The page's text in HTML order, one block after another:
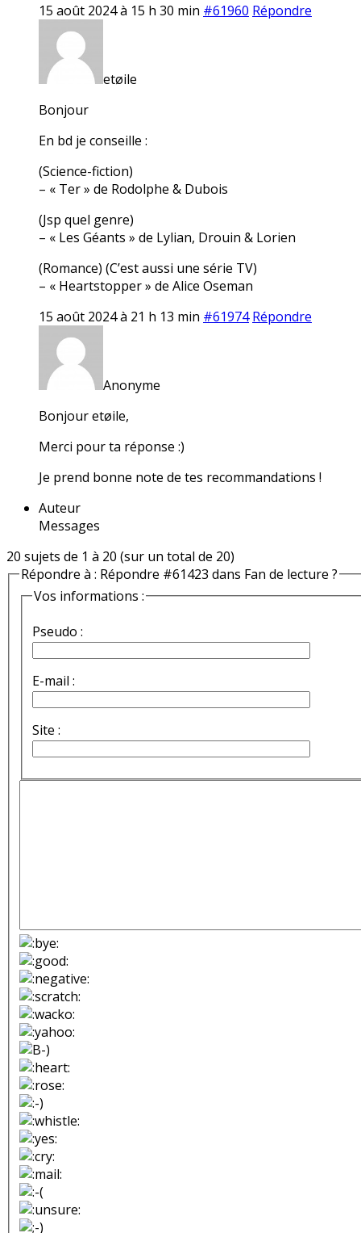
15 août 2024 à 15 h 30 min #61960 Répondre
etøile
Bonjour
En bd je conseille :
(Science-fiction)
– « Ter » de Rodolphe & Dubois
(Jsp quel genre)
– « Les Géants » de Lylian, Drouin & Lorien
(Romance) (C’est aussi une série TV)
– « Heartstopper » de Alice Oseman
15 août 2024 à 21 h 13 min #61974 Répondre
Anonyme
Bonjour etøile,
Merci pour ta réponse :)
Je prend bonne note de tes recommandations !
Auteur
Messages
20 sujets de 1 à 20 (sur un total de 20)
Répondre à : Répondre #61423 dans Fan de lecture ?
Vos informations :
Pseudo :
E-mail :
Site :